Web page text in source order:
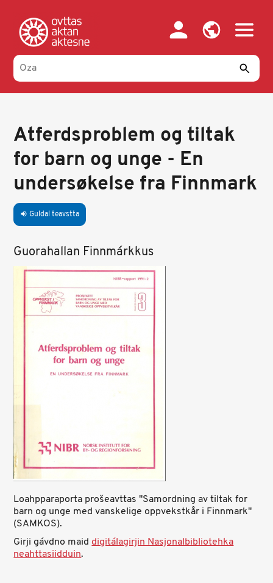
main
content
Atferdsproblem og tiltak
for barn og unge - En
undersøkelse fra Finnmark
volume_up Guldal teavstta
Guorahallan Finnmárkkus
Loahpparaporta prošeavttas "Samordning av tiltak for
barn og unge med vanskelige oppvekstkår i Finnmark"
(SAMKOS).
Girji gávdno maiddigitálagirjin Nasjonalbibliotehka
neahttasiidduin.